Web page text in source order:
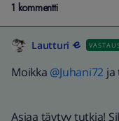
1 kommentti
Lautturi
Moikka @Juhani72 ja
Asiaa täytyy tutkia!